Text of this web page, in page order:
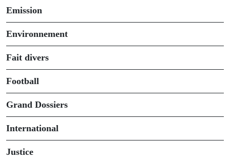
Emission
Environnement
Fait divers
Football
Grand Dossiers
International
Justice